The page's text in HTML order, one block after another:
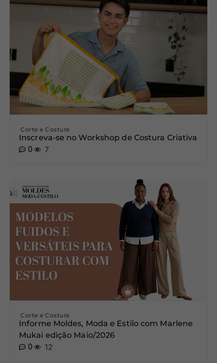
Corte e Costura
Inscreva-se no Workshop de Costura Criativa
0
7
Corte e Costura
Informe Moldes, Moda e Estilo com Marlene
Mukai edição Maio/2026
0
12